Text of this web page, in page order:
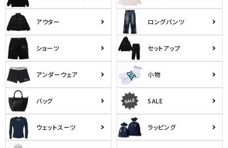
アウター ロングパンツ
ショーツ セットアップ
アンダーウェア 小物
バッグ SALE
ウェットスーツ ラッピング